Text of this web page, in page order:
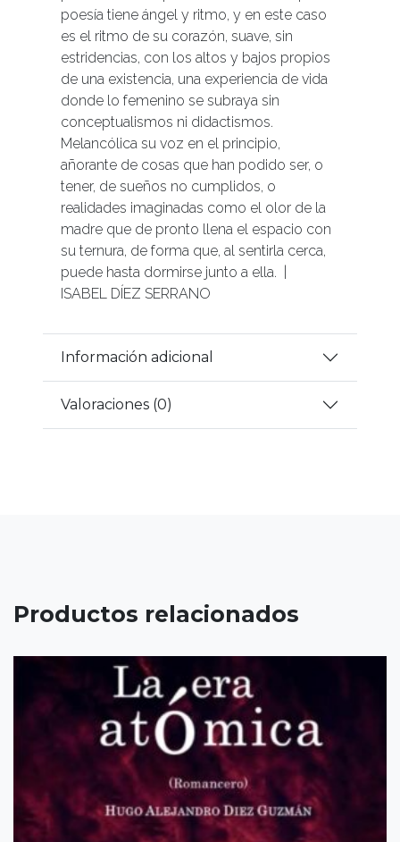
poesía tiene ángel y ritmo, y en este caso
es el ritmo de su corazón, suave, sin
estridencias, con los altos y bajos propios
de una existencia, una experiencia de vida
donde lo femenino se subraya sin
conceptualismos ni didactismos.
Melancólica su voz en el principio,
añorante de cosas que han podido ser, o
tener, de sueños no cumplidos, o
realidades imaginadas como el olor de la
madre que de pronto llena el espacio con
su ternura, de forma que, al sentirla cerca,
puede hasta dormirse junto a ella. |
ISABEL DÍEZ SERRANO
Información adicional
Valoraciones (0)
Productos relacionados